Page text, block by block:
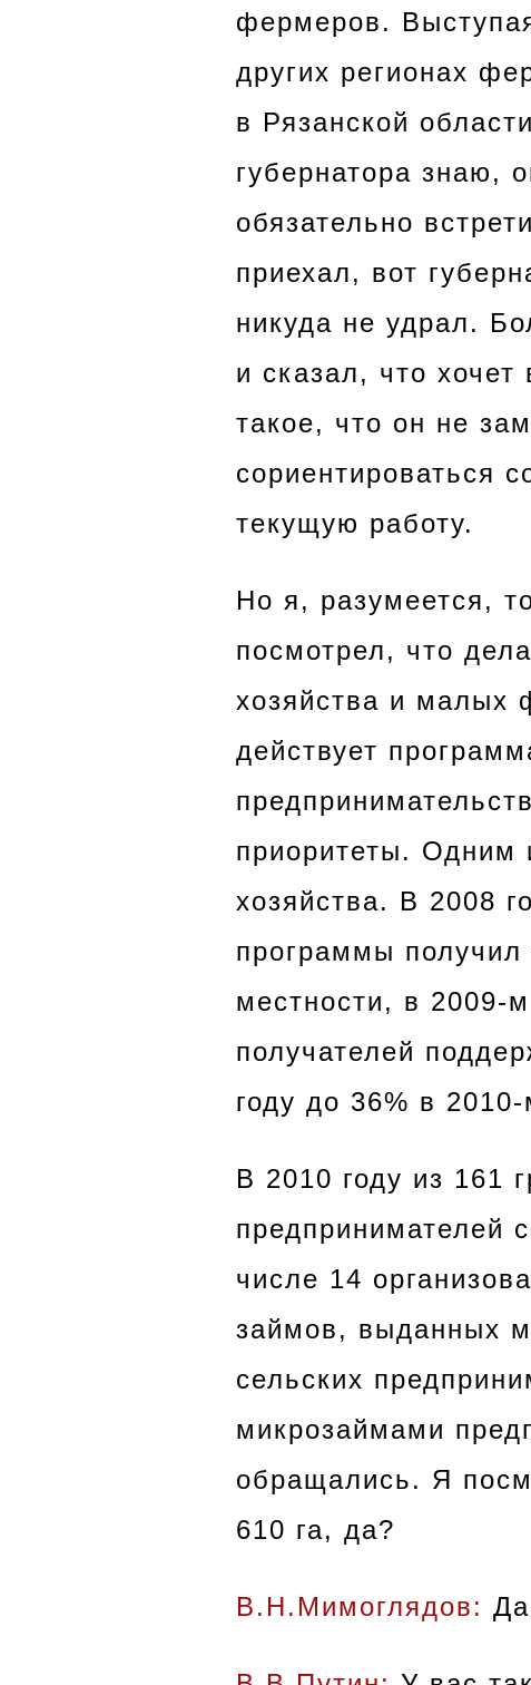
фермеров.
других регионах
в Рязанской
губернатора знаю,
обязательно
приехал, вот
никуда не удрал.
и сказал, что
такое, что он не
сориентироваться
текущую работу.
Но я, разумеется,
посмотрел, что
хозяйства и малых
действует
приоритеты. Одним
хозяйства. В 2008
программы получил
местности, в 2009-
получателей
году до 36% в
В 2010 году из 161
предпринимателей
числе 14
займов, выданных
сельских
микрозаймами
обращались. Я
610 га, да?
В.Н.Мимоглядов: